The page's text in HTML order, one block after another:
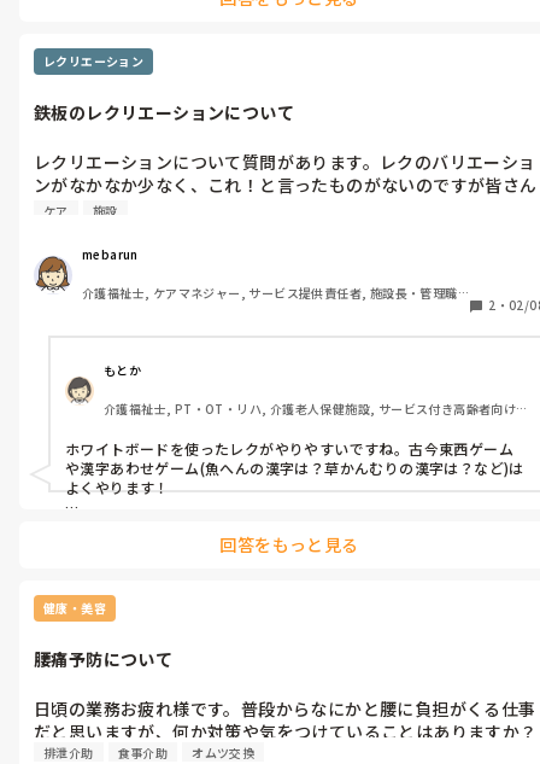
レクリエーション
鉄板のレクリエーションについて
レクリエーションについて質問があります。レクのバリエーショ
ンがなかなか少なく、これ！と言ったものがないのですが皆さん
の鉄板レクリエーションはありますか？
ケア 施設
mebarun
介護福祉士, ケアマネジャー, サービス提供責任者, 施設長・管理職,
2 ・ 02/
もとか
介護福祉士, PT・OT・リハ, 介護老人保健施設, サービス付き高齢者向け
ホワイトボードを使ったレクがやりやすいですね。古今東西ゲーム
や漢字あわせゲーム(魚へんの漢字は？草かんむりの漢字は？など)は
よくやります！
回答をもっと見る
健康・美容
腰痛予防について
日頃の業務お疲れ様です。普段からなにかと腰に負担がくる仕事
だと思いますが、何か対策や気をつけていることはありますか？
排泄介助 食事介助 オムツ交換